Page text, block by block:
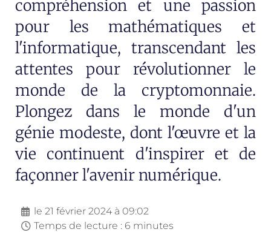
compréhension et une passion
pour les mathématiques et
l'informatique, transcendant les
attentes pour révolutionner le
monde de la cryptomonnaie.
Plongez dans le monde d'un
génie modeste, dont l'œuvre et la
vie continuent d'inspirer et de
façonner l'avenir numérique.
le 21 février 2024 à 09:02
Temps de lecture : 6 minutes